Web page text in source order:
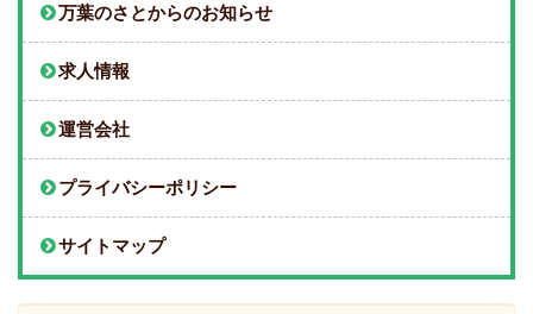
万葉のさとからのお知らせ
求人情報
運営会社
プライバシーポリシー
サイトマップ